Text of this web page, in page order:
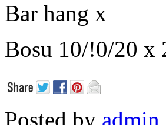
Bar hang x
Bosu 10/!0/20 x
Posted by admin